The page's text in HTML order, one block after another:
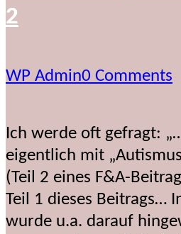
2
WP Admin0 Comments
Ich werde oft gefragt:
eigentlich mit
(Teil 2 eines F&A-
Teil 1 dieses Beitrags…
wurde u.a. darauf